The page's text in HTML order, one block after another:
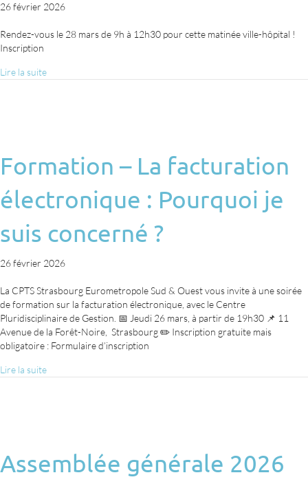
26 février 2026
Rendez-vous le 28 mars de 9h à 12h30 pour cette matinée ville-hôpital !
Inscription
Lire la suite
Formation – La facturation
électronique : Pourquoi je
suis concerné ?
26 février 2026
La CPTS Strasbourg Eurometropole Sud & Ouest vous invite à une soirée
de formation sur la facturation électronique, avec le Centre
Pluridisciplinaire de Gestion. 📅 Jeudi 26 mars, à partir de 19h30 📌 11
Avenue de la Forêt-Noire, Strasbourg ✏️ Inscription gratuite mais
obligatoire : Formulaire d’inscription
Lire la suite
Assemblée générale 2026